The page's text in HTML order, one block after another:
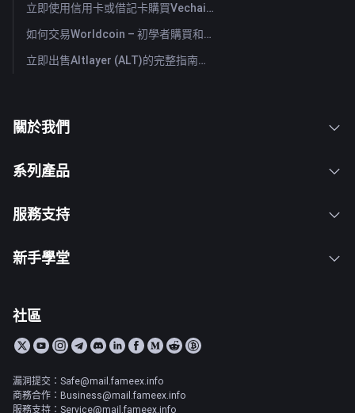
立即使用信用卡或借記卡購買Vechain (VET)
如何交易Worldcoin – 初學者購買和出售WLD的指南與技巧
立即出售Altlayer (ALT)的完整指南：快速出售Altlayer的方法
關於我們
系列產品
服務支持
新手學堂
社區
漏洞提交：Safe@mail.fameex.info
商務合作：Business@mail.fameex.info
服務支持：Service@mail.fameex.info